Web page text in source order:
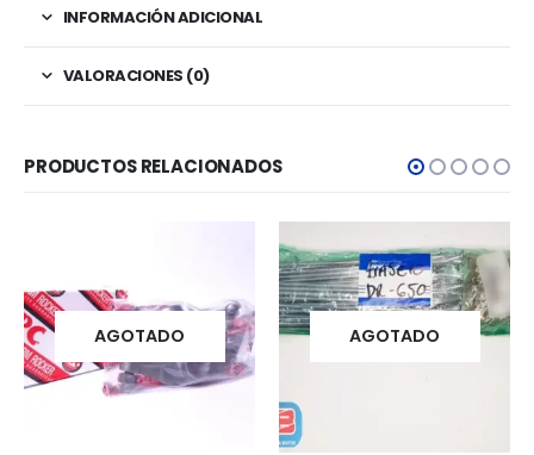
INFORMACIÓN ADICIONAL
VALORACIONES (0)
PRODUCTOS RELACIONADOS
AGOTADO AGOTADO